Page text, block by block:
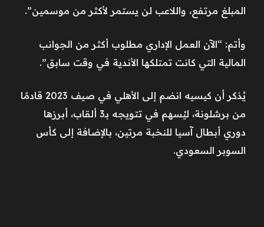
المبلغ مرتفع، واللاعب لن يستمر لأكثر من موسمين”.
وأتم: “الآن العمل الإداري مطلوب أكثر من الجوانب
المالية التي كانت تمتلكها الأندية في وقت سابق”.
يُذكر أن كيسيه انضم إلى الأهلي في صيف 2023 قادمًا
من برشلونة، ليُسهم في تتويجه بـ3 ألقاب، أبرزها
دوري أبطال آسيا للنخبة مرتين، بالإضافة إلى كأس
السوبر السعودي.